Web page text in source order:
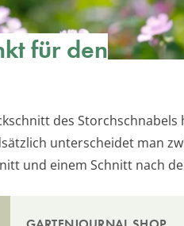
für den
des Storchschnabels
unterscheidet man
und einem Schnitt nach